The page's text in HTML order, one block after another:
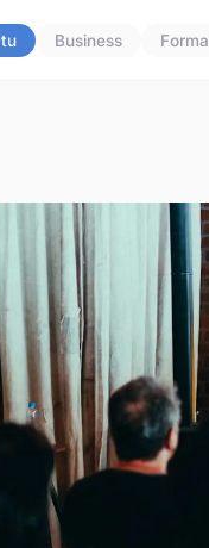
Business